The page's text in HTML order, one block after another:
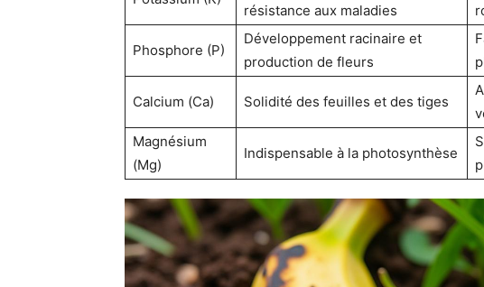
résistance aux maladies
Phosphore (P)
Développement racinaire et
production de fleurs
Calcium (Ca) Solidité des feuilles et des tiges
Magnésium
(Mg)
Indispensable à la photosynthèse